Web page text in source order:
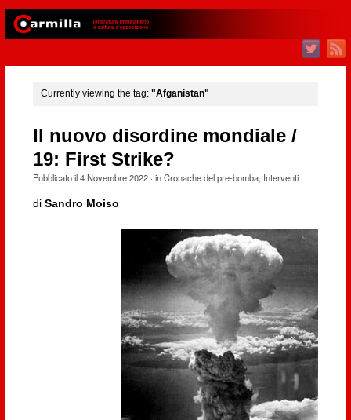
Currently viewing the tag: "Afganistan"
Il nuovo disordine mondiale /
19: First Strike?
Pubblicato il4 Novembre 2022· inCronache del pre-bomba, Interventi·
di Sandro Moiso